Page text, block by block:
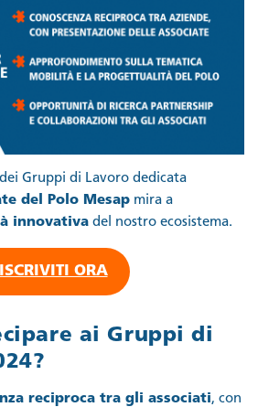
Gruppi di Lavoro dedicata
del Polo Mesap mira a
innovativa del nostro ecosistema.
ISCRIVITI ORA
ai Gruppi di
reciproca tra gli associati, con